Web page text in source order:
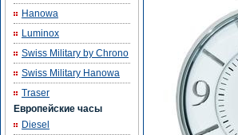
Hanowa
Luminox
Swiss Military by Chrono
Swiss Military Hanowa
Traser
Европейские часы
Diesel